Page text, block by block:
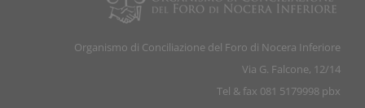
Organismo di Conciliazione del Foro di Nocera Inferiore
Via G. Falcone, 12/14
Tel & fax 081 5179998 pbx